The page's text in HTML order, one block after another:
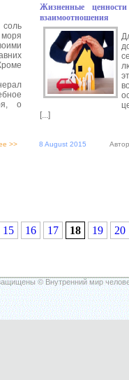
о
>>
Жизненные
взаимоотношения
[...]
8 August 2015
15 16 17 18 19
20
© Внутренний мир